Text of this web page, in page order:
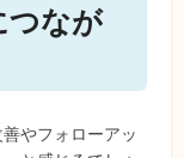
つなが
やフォローアッ